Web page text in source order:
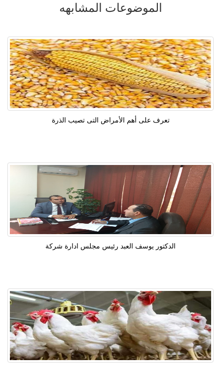
الموضوعات المشابهه
تعرف على أهم الأمراض التى تصيب الذرة
الدكتور يوسف العبد رئيس مجلس ادارة شركة